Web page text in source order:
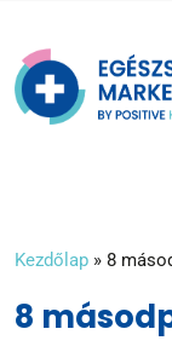
Kezdőlap » 8
8